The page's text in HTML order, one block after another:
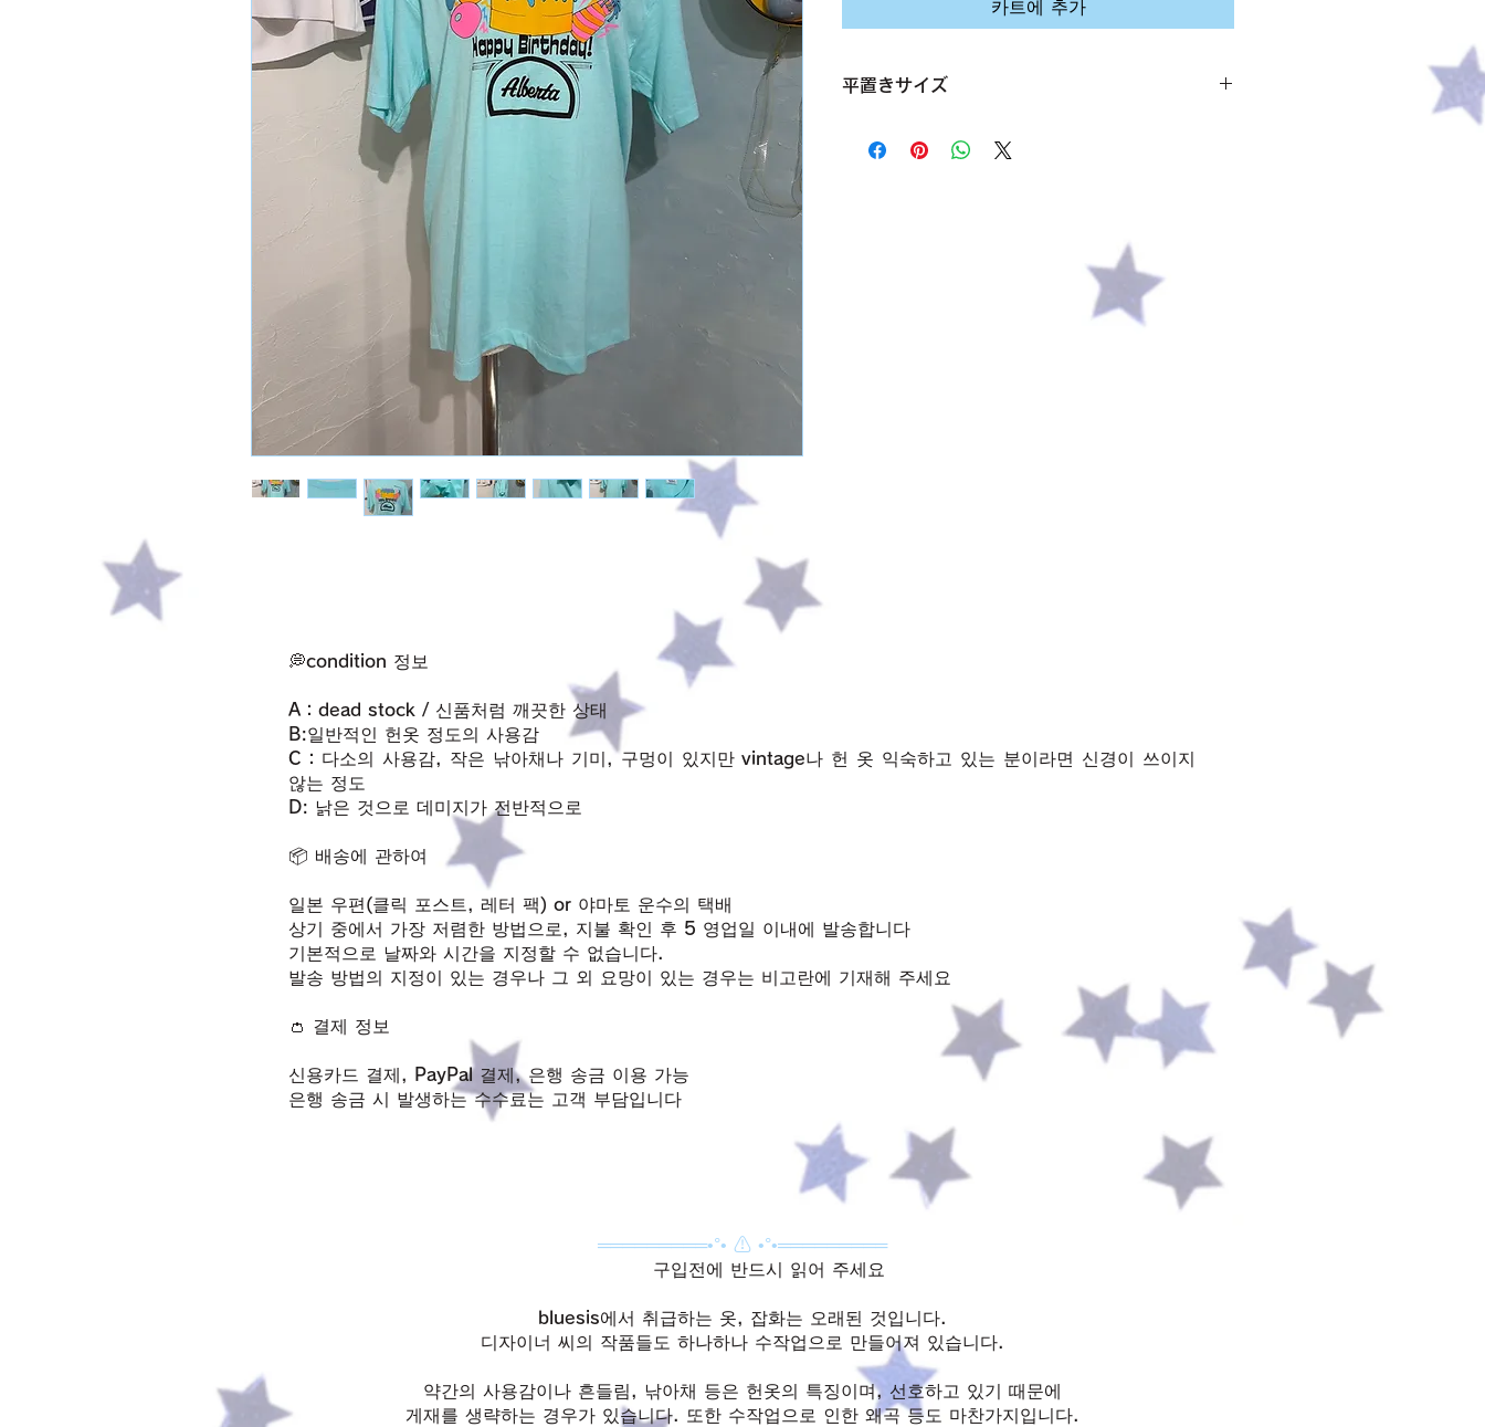
카트에 추가
平置きサイズ
袖丈 23cm
💭condition 정보
A：dead stock / 신품처럼 깨끗한 상태
B:일반적인 헌옷 정도의 사용감
C：다소의 사용감, 작은 낚아채나 기미, 구멍이 있지만 vintage나 헌 옷 익숙하고 있는 분이라면 신경이 쓰이지
않는 정도
D: 낡은 것으로 데미지가 전반적으로
📦 배송에 관하여
일본 우편(클릭 포스트, 레터 팩) or 야마토 운수의 택배
상기 중에서 가장 저렴한 방법으로, 지불 확인 후 5 영업일 이내에 발송합니다
기본적으로 날짜와 시간을 지정할 수 없습니다.
발송 방법의 지정이 있는 경우나 그 외 요망이 있는 경우는 비고란에 기재해 주세요
👛 결제 정보
신용카드 결제, PayPal 결제, 은행 송금 이용 가능
​은행 송금 시 발생하는 수수료는 고객 부담입니다
═════════•°• ⚠ •°•═════════
구입전에 반드시 읽어 주세요
bluesis에서 취급하는 옷, 잡화는 오래된 것입니다.
디자이너 씨의 작품들도 하나하나 수작업으로 만들어져 있습니다.
약간의 사용감이나 흔들림, 낚아채 등은 헌옷의 특징이며, 선호하고 있기 때문에
게재를 생략하는 경우가 있습니다. 또한 수작업으로 인한 왜곡 등도 마찬가지입니다.